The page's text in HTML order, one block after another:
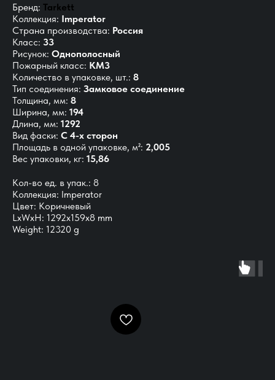
Бренд: Tarkett
Коллекция: Imperator
Страна производства: Россия
Класс: 33
Рисунок: Однополосный
Пожарный класс: КМ3
Количество в упаковке, шт.: 8
Тип соединения: Замковое соединение
Толщина, мм: 8
Ширина, мм: 194
Длина, мм: 1292
Вид фаски: С 4-х сторон
Площадь в одной упаковке, м²: 2,005
Вес упаковки, кг: 15,86
Кол-во ед. в упак.: 8
Коллекция: Imperator
Цвет: Коричневый
LxWxH: 1292x159x8 mm
Weight: 12320 g